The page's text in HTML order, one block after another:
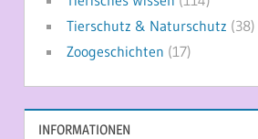
Tierschutz & Naturschutz (38)
Zoogeschichten (17)
INFORMATIONEN